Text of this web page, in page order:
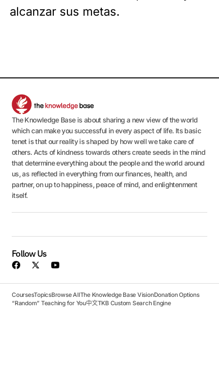
alcanzar sus metas.
The Knowledge Base is about sharing a new view of the world
which can make you successful in every aspect of life. Its basic
tenet is that our reality is shaped by how well we take care of
others. Acts of kindness towards others create seeds in the mind
that determine everything about the people and the world around
us, as reflected in everything from our finances, health, and
partner, on up to happiness, peace of mind, and enlightenment
itself.
Follow Us
CoursesTopicsBrowse AllThe Knowledge Base VisionDonation Options
“Random” Teaching for You中文TKB Custom Search Engine